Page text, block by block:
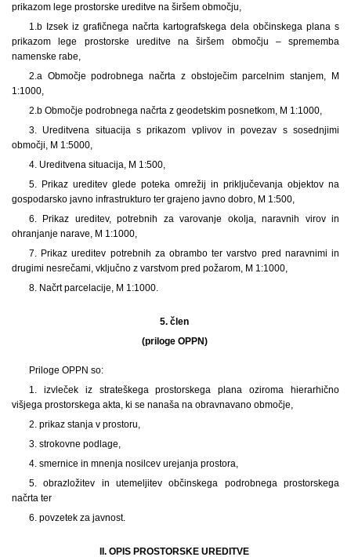
prikazom lege prostorske ureditve na širšem območju,
1.b Izsek iz grafičnega načrta kartografskega dela občinskega plana s
prikazom lege prostorske ureditve na širšem območju – sprememba
namenske rabe,
2.a Območje podrobnega načrta z obstoječim parcelnim stanjem, M
1:1000,
2.b Območje podrobnega načrta z geodetskim posnetkom, M 1:1000,
3. Ureditvena situacija s prikazom vplivov in povezav s sosednjimi
območji, M 1:5000,
4. Ureditvena situacija, M 1:500,
5. Prikaz ureditev glede poteka omrežij in priključevanja objektov na
gospodarsko javno infrastrukturo ter grajeno javno dobro, M 1:500,
6. Prikaz ureditev, potrebnih za varovanje okolja, naravnih virov in
ohranjanje narave, M 1:1000,
7. Prikaz ureditev potrebnih za obrambo ter varstvo pred naravnimi in
drugimi nesrečami, vključno z varstvom pred požarom, M 1:1000,
8. Načrt parcelacije, M 1:1000.
5. člen
(priloge OPPN)
Priloge OPPN so:
1. izvleček iz strateškega prostorskega plana oziroma hierarhično
višjega prostorskega akta, ki se nanaša na obravnavano območje,
2. prikaz stanja v prostoru,
3. strokovne podlage,
4. smernice in mnenja nosilcev urejanja prostora,
5. obrazložitev in utemeljitev občinskega podrobnega prostorskega
načrta ter
6. povzetek za javnost.
II. OPIS PROSTORSKE UREDITVE